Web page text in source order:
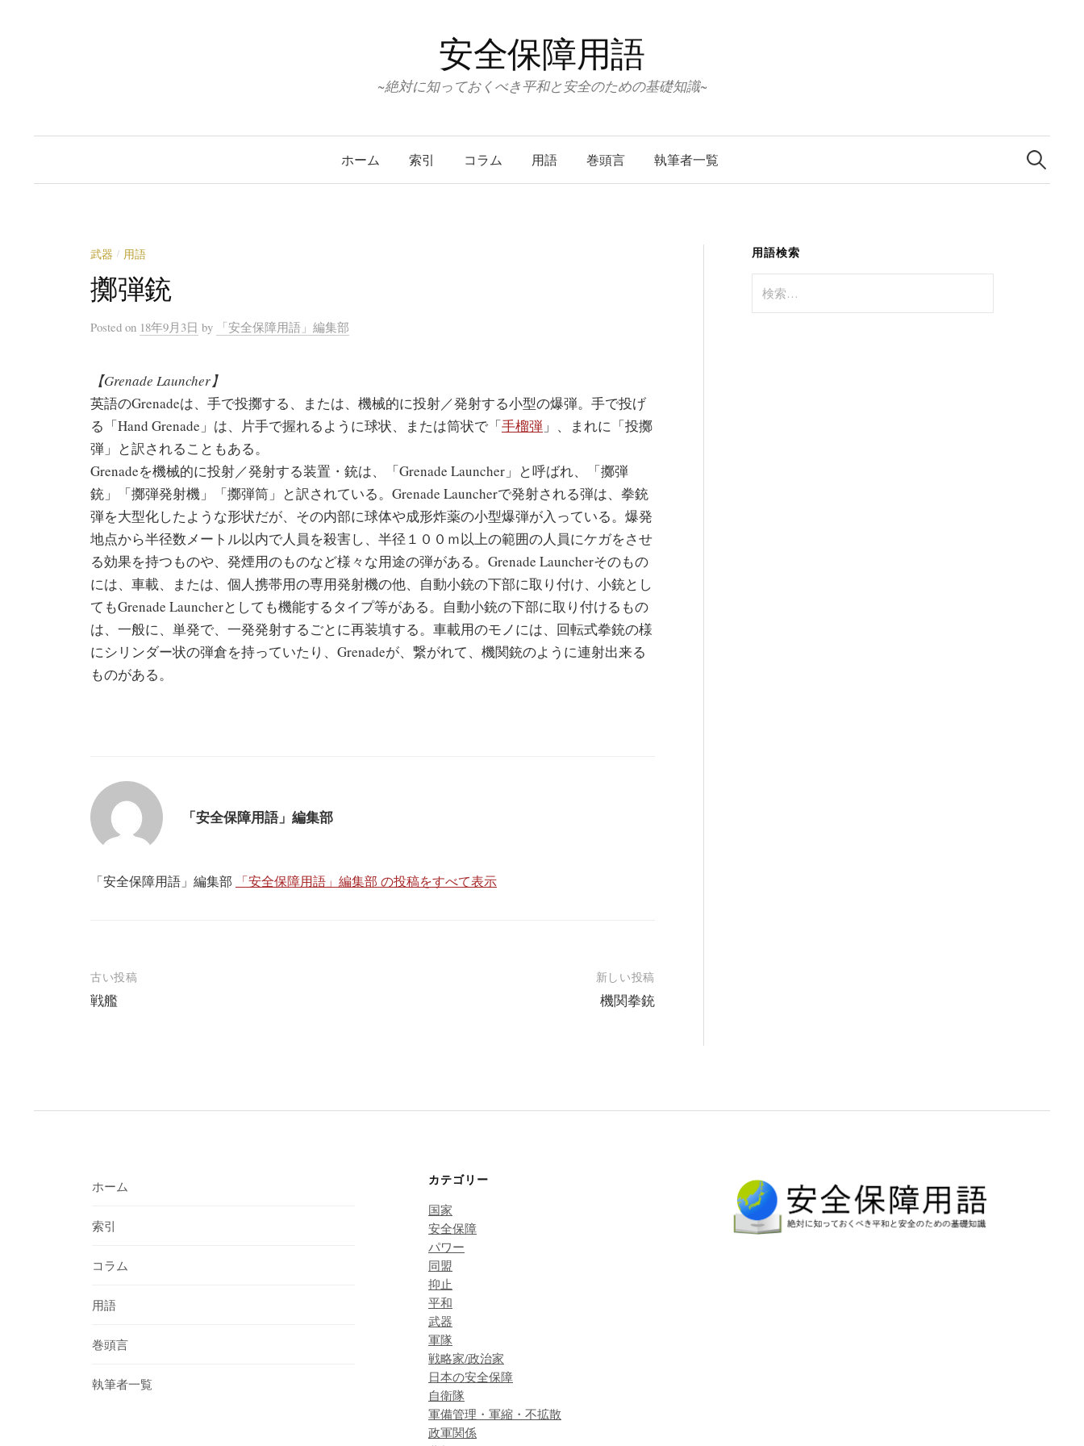
安全保障用語
~絶対に知っておくべき平和と安全のための基礎知識~
ホーム 索引 コラム 用語 巻頭言 執筆者一覧
検
索:
武器 / 用語
擲弾銃
Posted on 18年9月3日 by 「安全保障用語」編集部
【Grenade Launcher】
英語のGrenadeは、手で投擲する、または、機械的に投射／発射する小型の爆弾。手で投げ
る「Hand Grenade」は、片手で握れるように球状、または筒状で「手榴弾 」、まれに「投擲
弾」と訳されることもある。
Grenadeを機械的に投射／発射する装置・銃は、「Grenade Launcher」と呼ばれ、「擲弾
銃」「擲弾発射機」「擲弾筒」と訳されている。Grenade Launcherで発射される弾は、拳銃
弾を大型化したような形状だが、その内部に球体や成形炸薬の小型爆弾が入っている。爆発
地点から半径数メートル以内で人員を殺害し、半径１００ｍ以上の範囲の人員にケガをさせ
る効果を持つものや、発煙用のものなど様々な用途の弾がある。Grenade Launcherそのもの
には、車載、または、個人携帯用の専用発射機の他、自動小銃の下部に取り付け、小銃とし
てもGrenade Launcherとしても機能するタイプ等がある。自動小銃の下部に取り付けるもの
は、一般に、単発で、一発発射するごとに再装填する。車載用のモノには、回転式拳銃の様
にシリンダー状の弾倉を持っていたり、Grenadeが、繋がれて、機関銃のように連射出来る
ものがある。
「安全保障用語」編集部
「安全保障用語」編集部 「安全保障用語」編集部 の投稿をすべて表示
投
稿
ー
ン
古い投稿
戦艦
新しい投稿
機関拳銃
用語検索
索:
ホーム
索引
コラム
用語
巻頭言
執筆者一覧
カテゴリー
国家
安全保障
パワー
同盟
抑止
平和
武器
軍隊
戦略家/政治家
日本の安全保障
自衛隊
軍備管理・軍縮・不拡散
政軍関係